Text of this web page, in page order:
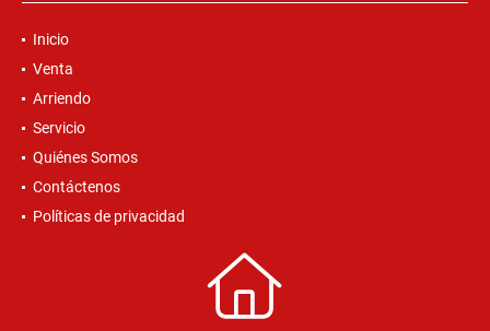
Inicio
Venta
Arriendo
Servicio
Quiénes Somos
Contáctenos
Políticas de privacidad